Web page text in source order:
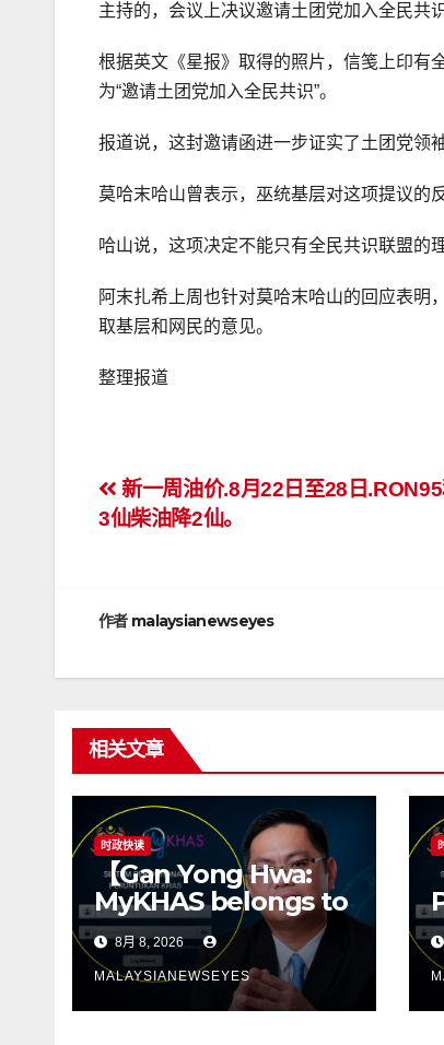
主持的，会议上决议邀请土团党加入全民共识
根据英文《星报》取得的照片，信笺上印有
为“邀请土团党加入全民共识”。
报道说，这封邀请函进一步证实了土团党领
莫哈末哈山曾表示，巫统基层对这项提议的
哈山说，这项决定不能只有全民共识联盟的
阿末扎希上周也针对莫哈末哈山的回应表明
取基层和网民的意见。
整理报道
文
章
航
新一周油价.8月22日至28日
3仙柴油降2仙。
作者 malaysianewseyes
相关文章
时政快读
【Gan Yong Hwa:
MyKHAS belongs to
the people, Political
positions should
not determine
constituency
8月 8, 2026
MALAYSIANEWSEYES